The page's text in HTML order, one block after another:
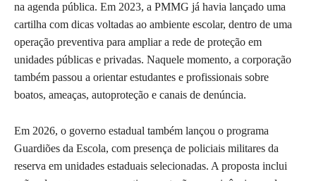
na agenda pública. Em 2023, a PMMG já havia lançado uma
cartilha com dicas voltadas ao ambiente escolar, dentro de uma
operação preventiva para ampliar a rede de proteção em
unidades públicas e privadas. Naquele momento, a corporação
também passou a orientar estudantes e profissionais sobre
boatos, ameaças, autoproteção e canais de denúncia.
Em 2026, o governo estadual também lançou o programa
Guardiões da Escola, com presença de policiais militares da
reserva em unidades estaduais selecionadas. A proposta inclui